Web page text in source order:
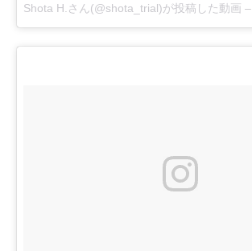
Shota H.さん(@shota_trial)が投稿した動画 –